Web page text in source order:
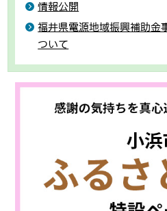
情報公開
福井県電源地域振興補助金
ついて